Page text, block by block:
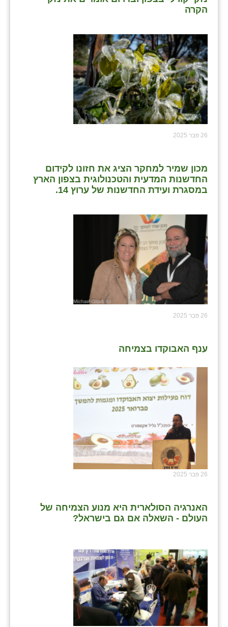
הקרה
26 פבר 2025
מכון שמיר למחקר הציג את חזונו לקידום
החדשנות המדעית והטכנולוגית בצפון הארץ
במסגרת ועידת החדשנות של ערוץ 14.
26 פבר 2025
ענף האבוקדו בצמיחה
26 פבר 2025
האנרגיה הסולארית היא מנוע הצמיחה של
העולם - השאלה אם גם בישראל?